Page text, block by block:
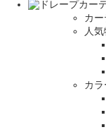
カ
人
カ